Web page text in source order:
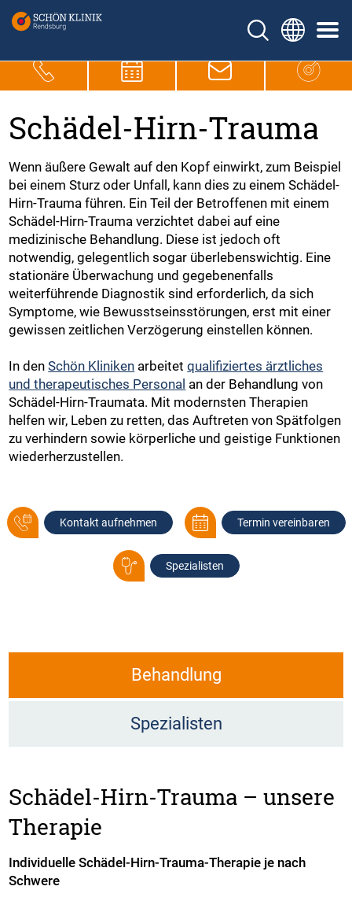
Schädel-Hirn-Trauma
Wenn äußere Gewalt auf den Kopf einwirkt, zum Beispiel
bei einem Sturz oder Unfall, kann dies zu einem Schädel-
Hirn-Trauma führen. Ein Teil der Betroffenen mit einem
Schädel-Hirn-Trauma verzichtet dabei auf eine
medizinische Behandlung. Diese ist jedoch oft
notwendig, gelegentlich sogar überlebenswichtig. Eine
stationäre Überwachung und gegebenenfalls
weiterführende Diagnostik sind erforderlich, da sich
Symptome, wie Bewusstseinsstörungen, erst mit einer
gewissen zeitlichen Verzögerung einstellen können.
In denSchön Kliniken arbeitetqualifiziertes ärztliches
und therapeutisches Personal an der Behandlung von
Schädel-Hirn-Traumata. Mit modernsten Therapien
helfen wir, Leben zu retten, das Auftreten von Spätfolgen
zu verhindern sowie körperliche und geistige Funktionen
wiederherzustellen.
Kontakt aufnehmen Termin vereinbaren
Spezialisten
Behandlung
Spezialisten
Schädel-Hirn-Trauma – unsere
Therapie
Individuelle Schädel-Hirn-Trauma-Therapie je nach
Schwere